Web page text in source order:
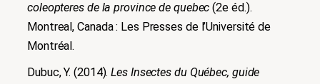
coleopteres de la province de quebec (2e éd.).
Montreal, Canada : Les Presses de l’Université de
Montréal.
Dubuc, Y. (2014).Les Insectes du Québec, guide